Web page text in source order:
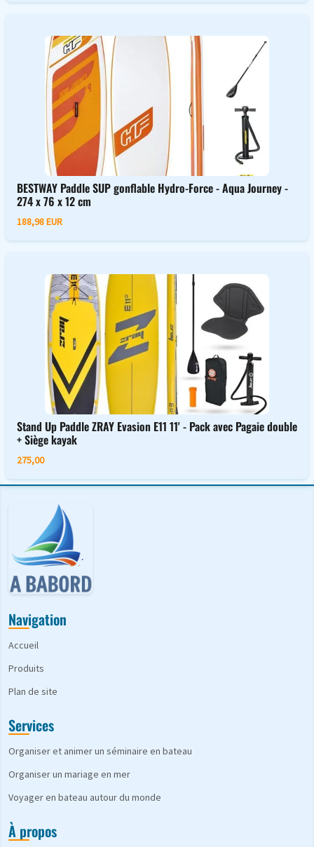
BESTWAY Paddle SUP gonflable Hydro-Force - Aqua Journey -
274 x 76 x 12 cm
188,98 EUR
Stand Up Paddle ZRAY Evasion E11 11' - Pack avec Pagaie double
+ Siège kayak
275,00
Navigation
Accueil
Produits
Plan de site
Services
Organiser et animer un séminaire en bateau
Organiser un mariage en mer
Voyager en bateau autour du monde
À propos